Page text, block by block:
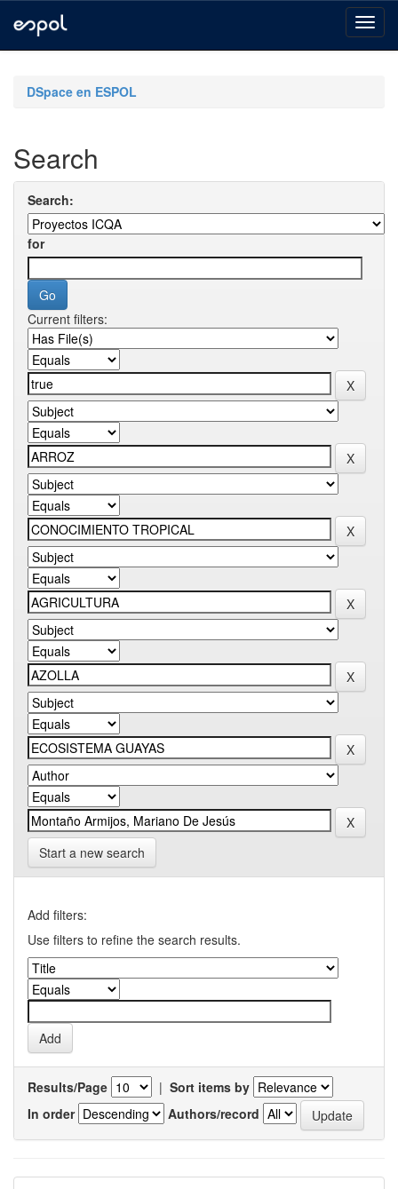
navigationDSpace en ESPOL
Search
Search:
for
Current filters:
Start a new search
Add filters:
Use filters to refine the search results.
Results/Page | Sort items by
In order
Authors/record